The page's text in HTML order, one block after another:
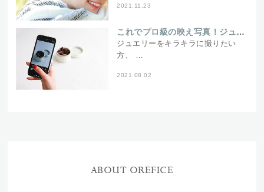
2021.11.23
これでプロ級の映え写真！ジュエリー写真の撮り方をカメラマンが伝授♪
ジュエリーをキラキラに撮りたい
方、 …
2021.08.02
ABOUT OREFICE